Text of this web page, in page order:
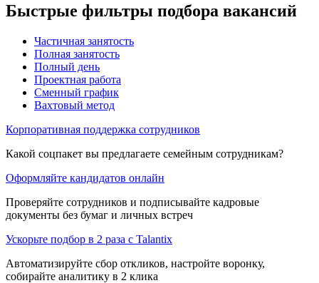
Быстрые фильтры подбора вакансий
Частичная занятость
Полная занятость
Полный день
Проектная работа
Сменный график
Вахтовый метод
Корпоративная поддержка сотрудников
Какой соцпакет вы предлагаете семейным сотрудникам?
Оформляйте кандидатов онлайн
Проверяйте сотрудников и подписывайте кадровые
документы без бумаг и личных встреч
Ускорьте подбор в 2 раза с Talantix
Автоматизируйте сбор откликов, настройте воронку,
собирайте аналитику в 2 клика